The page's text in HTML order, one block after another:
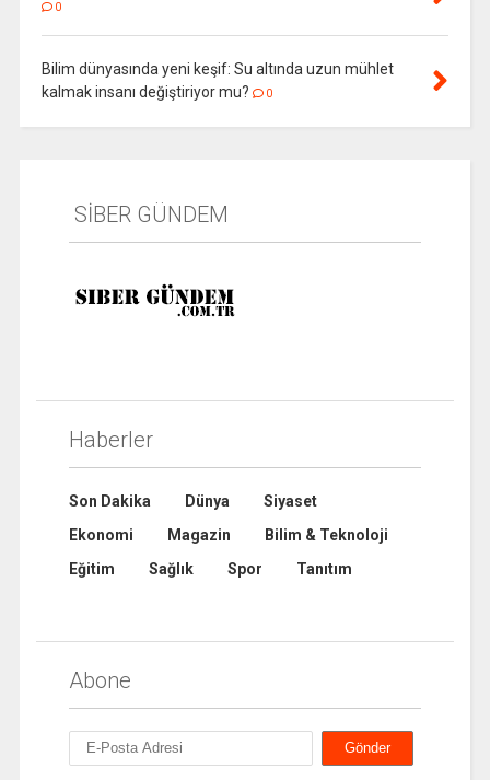
0
Bilim dünyasında yeni keşif: Su altında uzun mühlet
kalmak insanı değiştiriyor mu?
0
SİBER GÜNDEM
Haberler
Son Dakika Dünya
Siyaset
Ekonomi
Magazin
Bilim & Teknoloji
Eğitim
Sağlık Spor Tanıtım
Abone